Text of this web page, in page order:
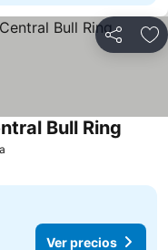
Compartir
Bull Ring
Ver precios